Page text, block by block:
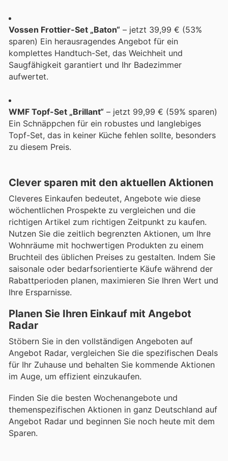
Vossen Frottier-Set „Baton“ – jetzt 39,99 € (53%
sparen) Ein herausragendes Angebot für ein
komplettes Handtuch-Set, das Weichheit und
Saugfähigkeit garantiert und Ihr Badezimmer
aufwertet.
WMF Topf-Set „Brillant“ – jetzt 99,99 € (59% sparen)
Ein Schnäppchen für ein robustes und langlebiges
Topf-Set, das in keiner Küche fehlen sollte, besonders
zu diesem Preis.
Clever sparen mit den aktuellen Aktionen
Cleveres Einkaufen bedeutet, Angebote wie diese
wöchentlichen Prospekte zu vergleichen und die
richtigen Artikel zum richtigen Zeitpunkt zu kaufen.
Nutzen Sie die zeitlich begrenzten Aktionen, um Ihre
Wohnräume mit hochwertigen Produkten zu einem
Bruchteil des üblichen Preises zu gestalten. Indem Sie
saisonale oder bedarfsorientierte Käufe während der
Rabattperioden planen, maximieren Sie Ihren Wert und
Ihre Ersparnisse.
Planen Sie Ihren Einkauf mit Angebot
Radar
Stöbern Sie in den vollständigen Angeboten auf
Angebot Radar, vergleichen Sie die spezifischen Deals
für Ihr Zuhause und behalten Sie kommende Aktionen
im Auge, um effizient einzukaufen.
Finden Sie die besten Wochenangebote und
themenspezifischen Aktionen in ganz Deutschland auf
Angebot Radar und beginnen Sie noch heute mit dem
Sparen.